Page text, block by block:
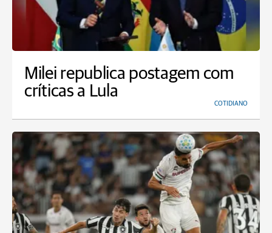
Milei republica postagem com
críticas a Lula
COTIDIANO